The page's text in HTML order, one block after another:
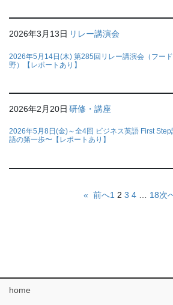
2026年3月13日 リレー講演会
2026年5月14日(木) 第285回リレー講演会（フー
野）【レポートあり】
2026年2月20日 研修・講座
2026年5月8日(金)～全4回 ビジネス英語 First
語の第一歩〜【レポートあり】
« 前へ1 2 3 4 18次
home